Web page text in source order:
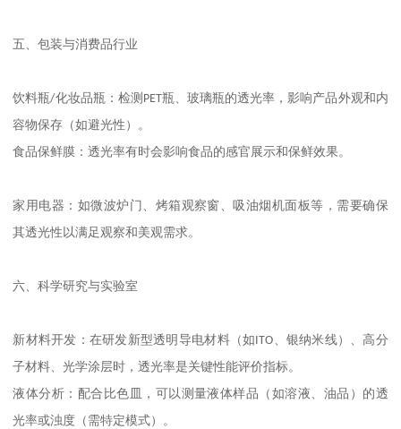
五、包装与消费品行业
饮料瓶/化妆品瓶：检测 PET瓶、玻璃瓶的透光率，影响产品外观和内
容物保存（如避光性）。
食品保鲜膜：透光率有时会影响食品的感官展示和保鲜效果。
家用电器：如微波炉门、烤箱观察窗、吸油烟机面板等，需要确保
其透光性以满足观察和美观需求。
六、科学研究与实验室
新材料开发：在研发新型透明导电材料（如ITO、银纳米线）、高分
子材料、光学涂层时，透光率是关键性能评价指标。
液体分析：配合比色皿，可以测量液体样品（如溶液、油品）的透
光率或浊度（需特定模式）。